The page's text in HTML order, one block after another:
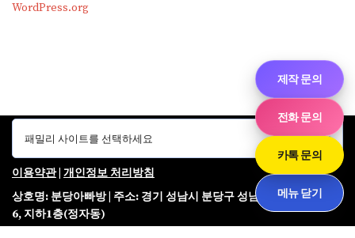
WordPress.org
이용약관| 개인정보 처리방침
상호명: 분당아빠방 | 주소: 경기 성남시 분당구 성남대로343번길 12-
6, 지하1층(정자동)
제작 문의
전화 문의
카톡 문의
메뉴 닫기